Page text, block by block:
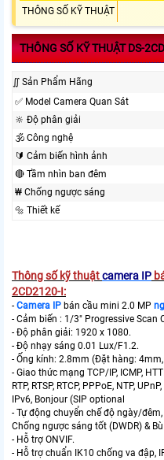
THÔNG SỐ KỸ THUẬT
THÔNG SỐ KỸ THUẬT DS-
∬ Sản Phẩm Hãng
️✅ Model Camera Quan Sát
🔆 Độ phân giải
🕉️ Công nghệ
🔰 Cảm biến hình ảnh
🔴 Tầm nhìn ban đêm
₩ Chống ngược sáng
🔩 Thiết kế
Thông số kỹ thuậtcamera IP
2CD2120-I:
- Camera IP bán cầu mini 2.0 MP
- Cảm biến : 1/3" Progressive Scan
- Độ phân giải: 1920 x 1080.
- Độ nhạy sáng 0.01 Lux/F1.2.
- Ống kính: 2.8mm (Đặt hàng:
- Giao thức mạng TCP/IP, ICMP,
RTP, RTSP, RTCP, PPPoE, NTP,
IPv6, Bonjour (SIP optional
- Tự động chuyển chế độ ngày/
Chống ngược sáng tốt (DWDR) &
- Hỗ trợ ONVIF.
- Hỗ trợ chuẩn IK10 chống va đập,